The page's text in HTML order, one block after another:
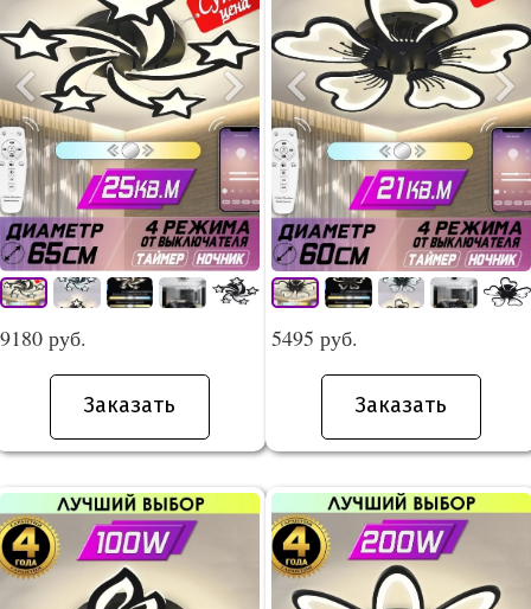
9180 руб.
Заказать
5495 руб.
Заказать